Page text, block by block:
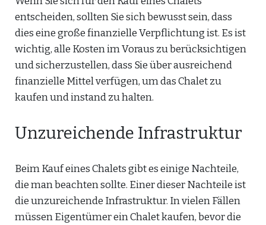
entscheiden, sollten Sie sich bewusst sein, dass
dies eine große finanzielle Verpflichtung ist. Es ist
wichtig, alle Kosten im Voraus zu berücksichtigen
und sicherzustellen, dass Sie über ausreichend
finanzielle Mittel verfügen, um das Chalet zu
kaufen und instand zu halten.
Unzureichende Infrastruktur
Beim Kauf eines Chalets gibt es einige Nachteile,
die man beachten sollte. Einer dieser Nachteile ist
die unzureichende Infrastruktur. In vielen Fällen
müssen Eigentümer ein Chalet kaufen, bevor die